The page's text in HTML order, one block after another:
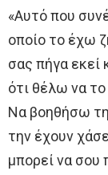
«Αυτό που
οποίο το έχω
σας πήγα εκεί
ότι θέλω να το
Να βοηθήσω
την έχουν
μπορεί να σου